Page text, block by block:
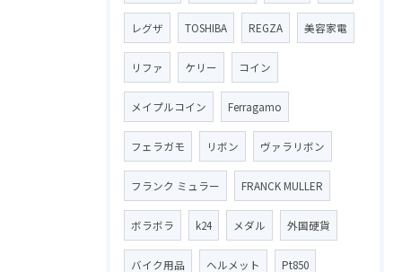
レグザ TOSHIBA REGZA 美容家電
リファ ケリー コイン
メイプルコイン Ferragamo
フェラガモ リボン ヴァラリボン
フランク ミュラー FRANCK MULLER
ボラボラ k24 メダル 外国硬貨
バイク用品 ヘルメット Pt850